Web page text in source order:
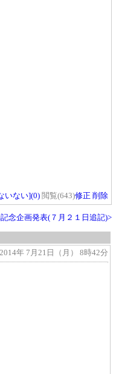
いない](0)閲覧(643)修正 削除
念企画発表(７月２１日追記)>
年 7月21日（月） 8時42分